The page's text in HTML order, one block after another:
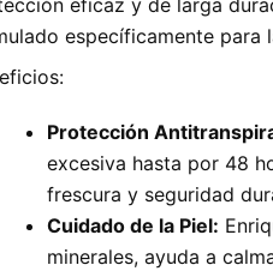
eficaz y de larga
específicamente para
Protección
excesiva hasta por 48
frescura y seguridad
Cuidado de la Piel:
minerales, ayuda a